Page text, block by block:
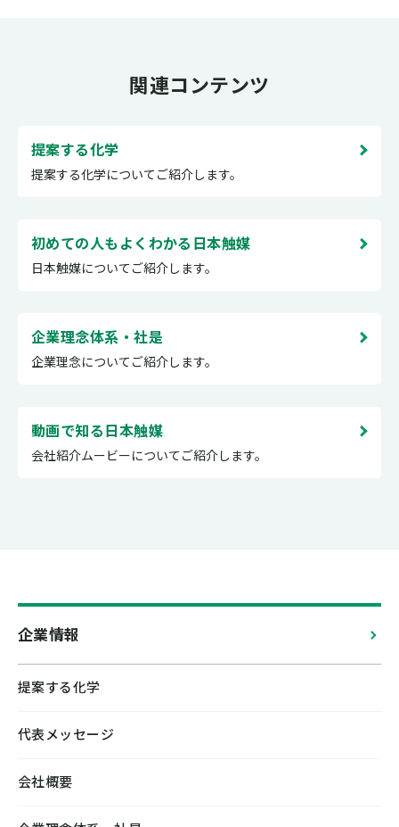
関連コンテンツ
提案する化学
提案する化学についてご紹介します。
初めての人もよくわかる日本触媒
日本触媒についてご紹介します。
企業理念体系・社是
企業理念についてご紹介します。
動画で知る日本触媒
会社紹介ムービーについてご紹介します。
企業情報
提案する化学
代表メッセージ
会社概要